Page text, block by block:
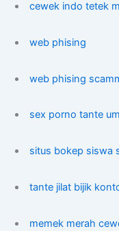
cewek indo tetek
web phising
web phising
sex porno tante
situs bokep siswa
tante jilat bijik
memek merah